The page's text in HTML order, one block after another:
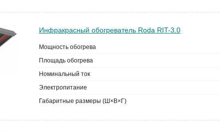
Инфракрасный обогреватель Roda RIT-3.0
Мощность обогрева
Площадь обогрева
Номинальный ток
Электропитание
Габаритные размеры (Ш×В×Г)